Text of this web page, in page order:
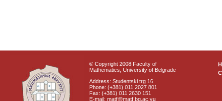
© Copyright 2008 Faculty of
Mathematics, University of Belgrade
Address: Studentski trg 16
Phone: (+381) 011 2027 801
Fax: (+381) 011 2630 151
E-mail: matf@matf.bg.ac.yu